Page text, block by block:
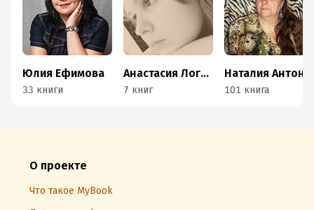
Юлия Ефимова
33 книги
Анастасия Логинова
7 книг 101 книга
О проекте
Что такое MyBook